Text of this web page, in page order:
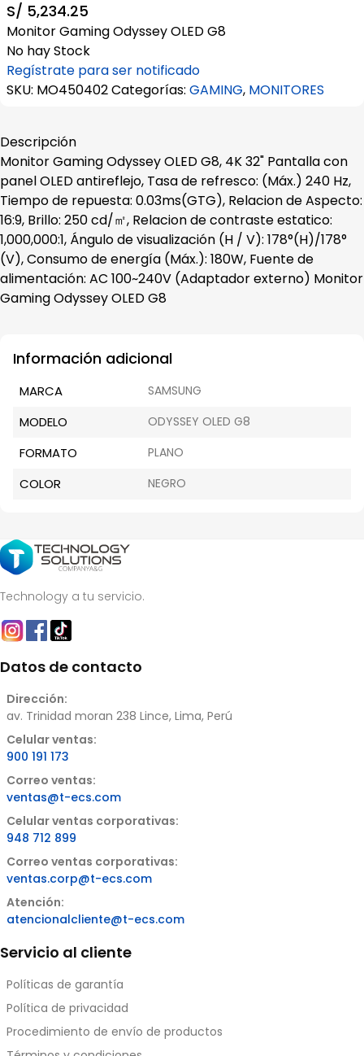
S/ 5,234.25
Monitor Gaming Odyssey OLED G8
No hay Stock
Regístrate para ser notificado
SKU: MO450402Categorías: GAMING, MONITORES
Descripción
Monitor Gaming Odyssey OLED G8, 4K 32" Pantalla con
panel OLED antireflejo, Tasa de refresco: (Máx.) 240 Hz,
Tiempo de repuesta: 0.03ms(GTG), Relacion de Aspecto:
16:9, Brillo: 250 cd/㎡, Relacion de contraste estatico:
1,000,000:1, Ángulo de visualización (H / V): 178°(H)/178°
(V), Consumo de energía (Máx.): 180W, Fuente de
alimentación: AC 100~240V (Adaptador externo) Monitor
Gaming Odyssey OLED G8
Información adicional
MARCA SAMSUNG
MODELO ODYSSEY OLED G8
FORMATO PLANO
COLOR NEGRO
Technology a tu servicio.
Datos de contacto
Dirección:
av. Trinidad moran 238 Lince, Lima, Perú
Celular ventas:
900 191 173
Correo ventas:
ventas@t-ecs.com
Celular ventas corporativas:
948 712 899
Correo ventas corporativas:
ventas.corp@t-ecs.com
Atención:
atencionalcliente@t-ecs.com
Servicio al cliente
Políticas de garantía
Política de privacidad
Procedimiento de envío de productos